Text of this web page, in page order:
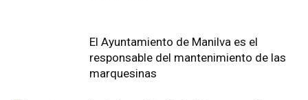
El Ayuntamiento de Manilva es el
responsable del mantenimiento de las
marquesinas